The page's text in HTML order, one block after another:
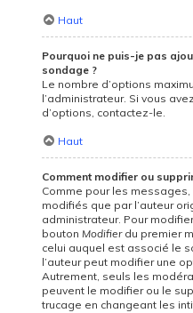
Haut
Pourquoi ne puis-je pas
sondage ?
Le nombre d’options
l’administrateur. Si vous
d’options, contactez-le.
Haut
Comment modifier ou
Comme pour les
modifiés que par l’auteur
administrateur. Pour
boutonModifierdu premier
celui auquel est associé le
l’auteur peut modifier une
Autrement, seuls les
peuvent le modifier ou le
trucage en changeant les